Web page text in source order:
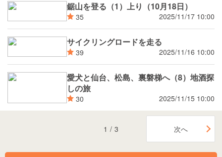
鋸山を登る（1）上り（10月18日）
35 2025/11/17 10:00
サイクリングロードを走る
39 2025/11/16 10:00
愛犬と仙台、松島、裏磐梯へ（8）地酒探
しの旅
30 2025/11/15 10:00
1 / 3 次へ